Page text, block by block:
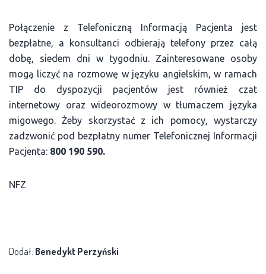
Połączenie z Telefoniczną Informacją Pacjenta jest
bezpłatne, a konsultanci odbierają telefony przez całą
dobę, siedem dni w tygodniu. Zainteresowane osoby
mogą liczyć na rozmowę w języku angielskim, w ramach
TIP do dyspozycji pacjentów jest również czat
internetowy oraz wideorozmowy w tłumaczem języka
migowego. Żeby skorzystać z ich pomocy, wystarczy
zadzwonić pod bezpłatny numer Telefonicznej Informacji
Pacjenta: 800 190 590.
NFZ
Dodał: Benedykt Perzyński